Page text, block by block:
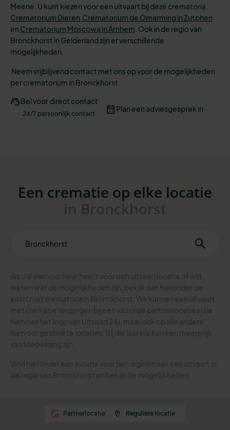
Meene. U kunt kiezen voor een uitvaart bij deze crematoria:
Crematorium Dieren, Crematorium de Omarming in Zutphen
en Crematorium Moscowa in Arnhem Ook in de regio van
Bronckhorst in Gelderland zijn er verschillende
mogelijkheden.
Neem vrijblijvend contact met ons op voor de mogelijkheden
per crematorium in Bronckhorst.
Bel voor direct contact
24/7 persoonlijk contact Plan een adviesgesprek in
Een crematie op elke locatie
in Bronckhorst
Partnerlocatie Reguliere locatie